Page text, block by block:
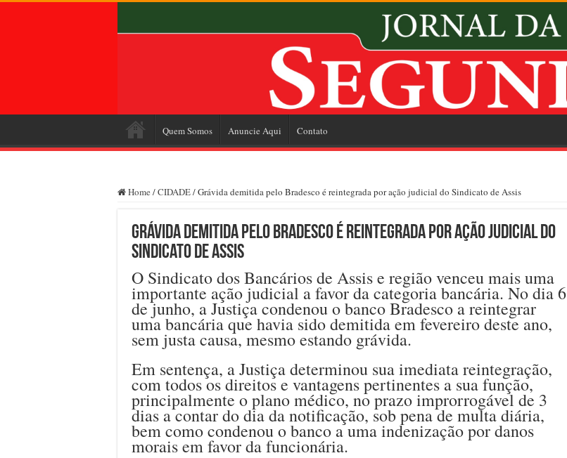
Quem Somos Anuncie Aqui Contato
Home /CIDADE/Grávida demitida pelo Bradesco é reintegrada por ação judicial do Sindicato de Assis
Grávida demitida pelo Bradesco é reintegrada por ação judicial do
Sindicato de Assis
O Sindicato dos Bancários de Assis e região venceu mais uma
importante ação judicial a favor da categoria bancária. No dia 6
de junho, a Justiça condenou o banco Bradesco a reintegrar
uma bancária que havia sido demitida em fevereiro deste ano,
sem justa causa, mesmo estando grávida.
Em sentença, a Justiça determinou sua imediata reintegração,
com todos os direitos e vantagens pertinentes a sua função,
principalmente o plano médico, no prazo improrrogável de 3
dias a contar do dia da notificação, sob pena de multa diária,
bem como condenou o banco a uma indenização por danos
morais em favor da funcionária.